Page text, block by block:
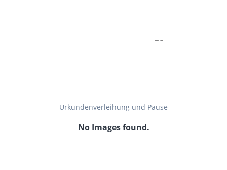
Urkundenverleihung und Pause
No Images found.